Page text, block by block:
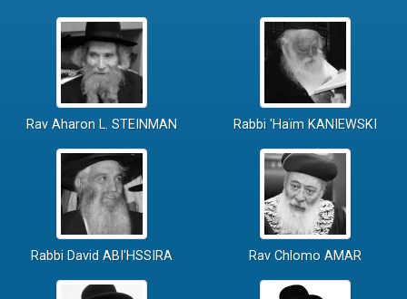
Rav Aharon L. STEINMAN Rabbi 'Haïm KANIEWSKI
Rabbi David ABI'HSSIRA Rav Chlomo AMAR